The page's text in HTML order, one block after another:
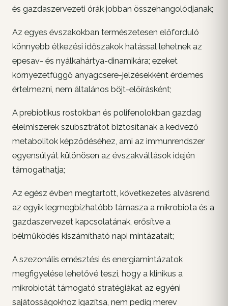
és gazdaszervezeti órák jobban összehangolódjanak;
Az egyes évszakokban természetesen előforduló
könnyebb étkezési időszakok hatással lehetnek az
epesav- és nyálkahártya-dinamikára; ezeket
környezetfüggő anyagcsere-jelzésekként érdemes
értelmezni, nem általános böjt-előírásként;
A prebiotikus rostokban és polifenolokban gazdag
élelmiszerek szubsztrátot biztosítanak a kedvező
metabolitok képződéséhez, ami az immunrendszer
egyensúlyát különösen az évszakváltások idején
támogathatja;
Az egész évben megtartott, következetes alvásrend
az egyik legmegbízhatóbb támasza a mikrobiota és a
gazdaszervezet kapcsolatának, erősítve a
bélműködés kiszámítható napi mintázatait;
A szezonális emésztési és energiamintázatok
megfigyelése lehetővé teszi, hogy a klinikus a
mikrobiotát támogató stratégiákat az egyéni
sajátosságokhoz igazítsa, nem pedig merev